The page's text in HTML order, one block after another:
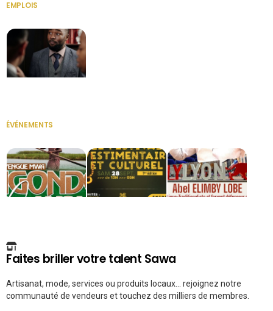
EMPLOIS
ÉVÉNEMENTS
Faites briller votre talent Sawa
Artisanat, mode, services ou produits locaux... rejoignez notre
communauté de vendeurs et touchez des milliers de membres.